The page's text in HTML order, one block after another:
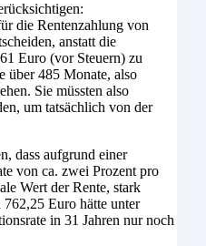
die Rentenzahlung von
anstatt die
Euro (vor Steuern) zu
über 485 Monate, also
Sie müssten also
um tatsächlich von der
dass aufgrund einer
von ca. zwei Prozent pro
Wert der Rente, stark
Euro hätte unter
in 31 Jahren nur noch